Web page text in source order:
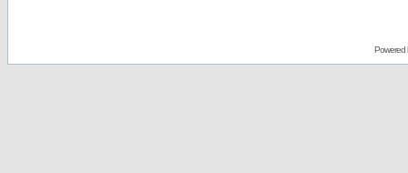
Powered